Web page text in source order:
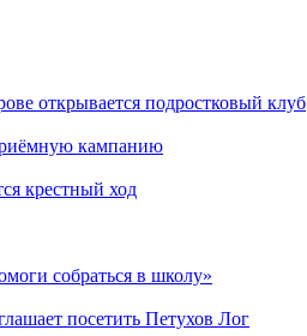
открывается подростковый клуб
кампанию
крестный ход
собраться в школу»
посетить Петухов Лог